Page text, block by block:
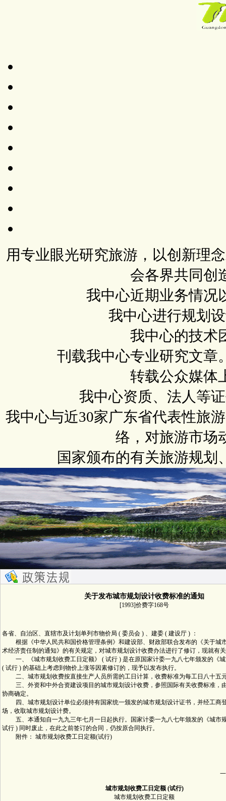
用专业眼光研究旅游，以创新理
会各界共同创
我中心近期业务情况
我中心进行规划
我中心的技术
刊载我中心专业研究文章
转载公众媒体
我中心资质、法人等
我中心与近30家广东省代表性旅
络，对旅游市场
国家颁布的有关旅游规划
关于发布城市规划设计收费标准的通知
[1993]价费字168号
各省、自治区、直辖市及计划单列市物价局 ( 委员会 ) 、建委 ( 建设厅 ) ：
根据《中华人民共和国价格管理条例》和建设部、财政部联合发布的《关于城
术经济责任制的通知》的有关规定，对城市规划设计收费办法进行了修订，现就有
一、《城市规划收费工日定额》 ( 试行 ) 是在原国家计委一九八七年颁发的《城
( 试行 ) 的基础上考虑到物价上涨等因素修订的，现予以发布执行。
二、城市规划收费按直接生产人员所需的工日计算，收费标准为每工日八十五
三、外资和中外合资建设项目的城市规划设计收费，参照国际有关收费标准，
协商确定。
四、城市规划设计单位必须持有国家统一颁发的城市规划设计证书，并经工商
场，收取城市规划设计费。
五、本通知自一九九三年七月一日起执行。国家计委一九八七年颁发的《城市
试行 ) 同时废止，在此之前签订的合同，仍按原合同执行。
附件： 城市规划收费工日定额(试行)
城市规划收费工日定额 (试行)
城市规划收费工日定额